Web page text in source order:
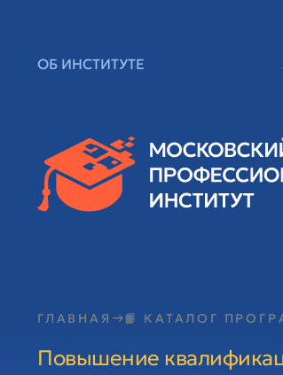
ОБ ИНСТИТУТЕ
ГЛАВНАЯ 📙 КАТАЛОГ
Повышение